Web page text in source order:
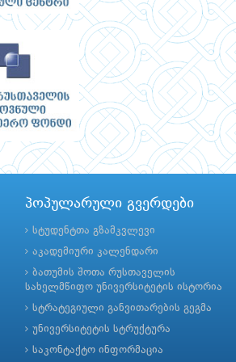
პოპულარული გვერდები
სტუდენტთა გზამკვლევი
აკადემიური კალენდარი
ბათუმის შოთა რუსთაველის
სახელმწიფო უნივერსიტეტის ისტორია
სტრატეგიული განვითარების გეგმა
უნივერსიტეტის სტრუქტურა
საკონტაქტო ინფორმაცია